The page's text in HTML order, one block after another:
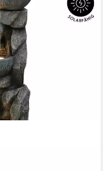
40.5 x 97.5 x 40.5